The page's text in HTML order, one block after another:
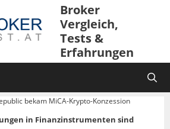
Broker
Vergleich,
Tests &
Erfahrungen
bekam MiCA-Krypto-Konzession
in Finanzinstrumenten sind